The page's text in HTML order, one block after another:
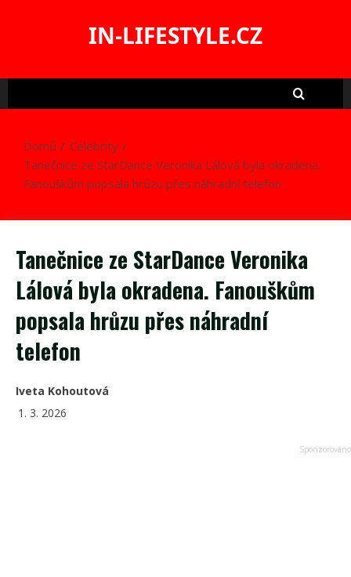
IN-LIFESTYLE.CZ
Domů
Celebrity
Tanečnice ze StarDance Veronika Lálová byla okradena.
Fanouškům popsala hrůzu přes náhradní telefon
Tanečnice ze StarDance Veronika
Lálová byla okradena. Fanouškům
popsala hrůzu přes náhradní
telefon
Iveta Kohoutová
1. 3. 2026